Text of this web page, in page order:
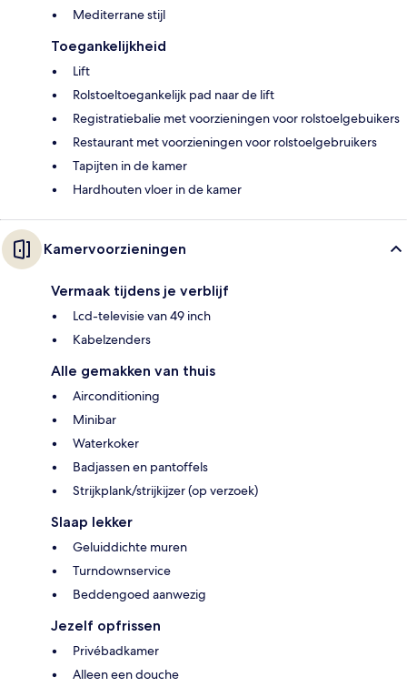
Mediterrane stijl
Toegankelijkheid
Lift
Rolstoeltoegankelijk pad naar de lift
Registratiebalie met voorzieningen voor rolstoelgebuikers
Restaurant met voorzieningen voor rolstoelgebruikers
Tapijten in de kamer
Hardhouten vloer in de kamer
Kamervoorzieningen
Vermaak tijdens je verblijf
Lcd-televisie van 49 inch
Kabelzenders
Alle gemakken van thuis
Airconditioning
Minibar
Waterkoker
Badjassen en pantoffels
Strijkplank/strijkijzer (op verzoek)
Slaap lekker
Geluiddichte muren
Turndownservice
Beddengoed aanwezig
Jezelf opfrissen
Privébadkamer
Alleen een douche